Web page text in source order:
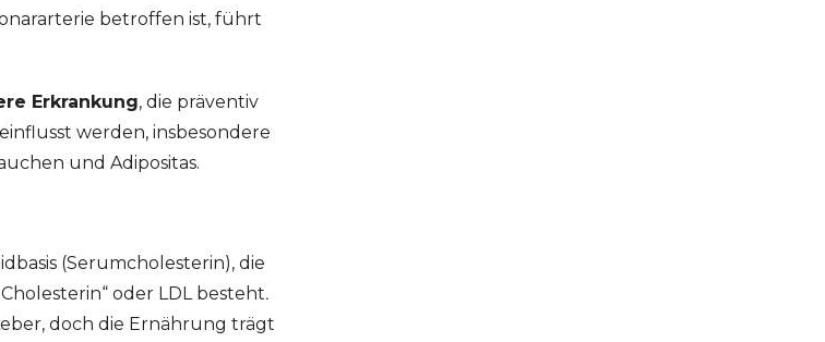
betroffen ist, führt
Erkrankung, die präventiv
werden, insbesondere
und Adipositas.
(Serumcholesterin), die
oder LDL besteht.
doch die Ernährung trägt